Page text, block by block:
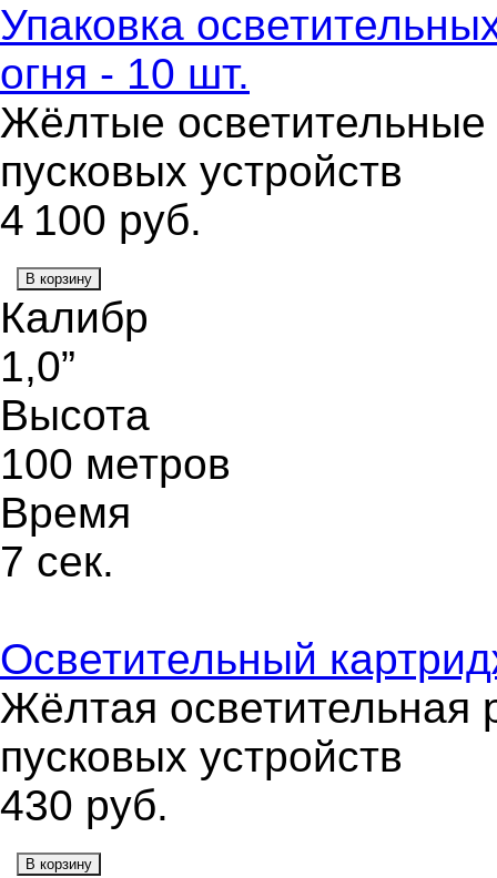
Упаковка
огня - 10 шт.
Жёлтые
пусковых устройств
4 100 руб.
В корзину
Калибр
1,0”
Высота
100 метров
Время
7 сек.
Осветительный
Жёлтая осветительная
пусковых устройств
430 руб.
В корзину